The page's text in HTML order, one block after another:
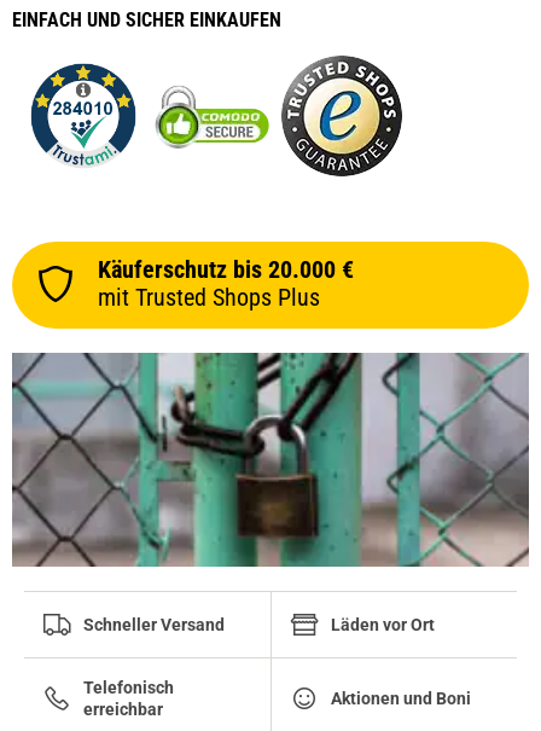
EINFACH UND SICHER EINKAUFEN
Käuferschutz bis 20.000 €
mit Trusted Shops Plus
Schneller Versand Läden vor Ort
Telefonisch
erreichbar
Aktionen und Boni